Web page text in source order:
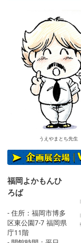
うえやまとち先生
福岡よかもんひ
ろば
- 住所：福岡市博多
区東公園7-7 福岡県
庁11階